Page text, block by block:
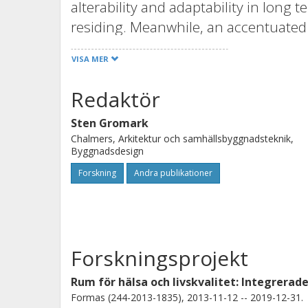
alterability and adaptability in long
residing. Meanwhile, an
ways of living, combining dignity,
Concurrently, profound changes in
dynamics between these integrated
intends to envision reconfigured
significantly enhance new forms of
of life.
developed in close collaboration
architecture, design, and
health promotive situations of
VISA MER
Redaktör
Sten Gromark
Chalmers, Arkitektur och samhällsbyggnadsteknik,
Byggnadsdesign
Forskning Andra publikationer
Forskningsprojekt
Rum för hälsa och livskvalitet:
Formas (244-2013-1835), 2013-11-12 -- 2019-12-31.